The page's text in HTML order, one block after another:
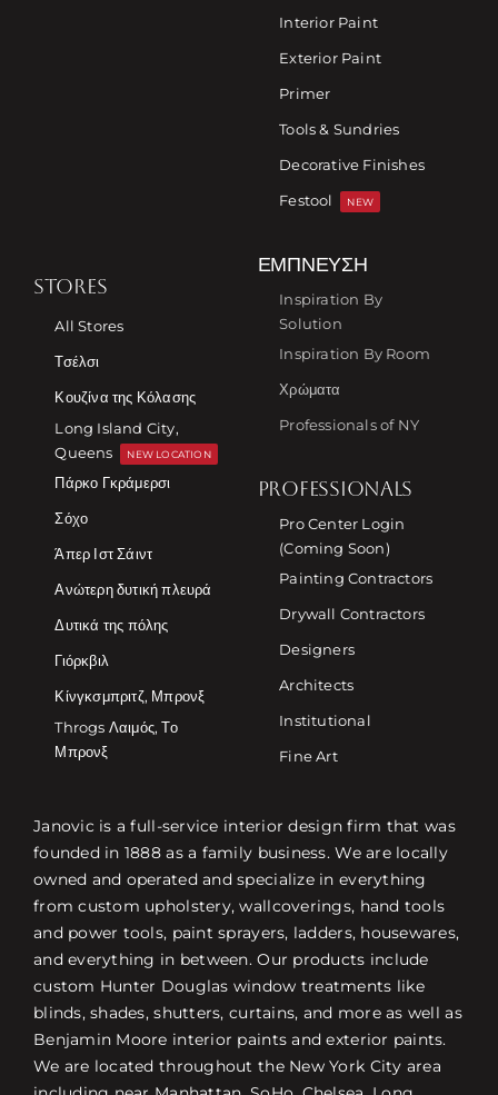
Interior Paint
Exterior Paint
Primer
Tools & Sundries
Decorative Finishes
Festool
NEW
STORES
All Stores
Τσέλσι
Κουζίνα της Κόλασης
Long Island City,
Queens
NEW LOCATION
Πάρκο Γκράμερσι
Σόχο
Άπερ Ιστ Σάιντ
Ανώτερη δυτική πλευρά
Δυτικά της πόλης
Γιόρκβιλ
Κίνγκσμπριτζ, Μπρονξ
Throgs Λαιμός, Το
Μπρονξ
ΈΜΠΝΕΥΣΗ
Inspiration By
Solution
Inspiration By Room
Χρώματα
Professionals of NY
PROFESSIONALS
Pro Center Login
(Coming Soon)
Painting Contractors
Drywall Contractors
Designers
Architects
Institutional
Fine Art
Janovic is a full-service interior design firm that was
founded in 1888 as a family business. We are locally
owned and operated and specialize in everything
from custom upholstery, wallcoverings, hand tools
and power tools, paint sprayers, ladders, housewares,
and everything in between. Our products include
custom Hunter Douglas window treatments like
blinds, shades, shutters, curtains, and more as well as
Benjamin Moore interior paints and exterior paints.
We are located throughout the New York City area